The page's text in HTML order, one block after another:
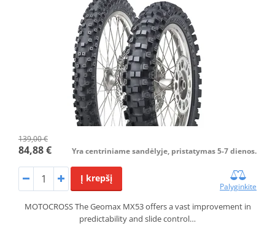
139,00 €
84,88 € Yra centriniame sandėlyje, pristatymas 5-7 dienos.
Į krepšį
Palyginkite
MOTOCROSS The Geomax MX53 offers a vast improvement in
predictability and slide control…